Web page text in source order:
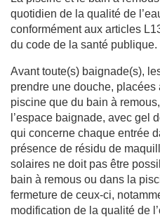
quotidien de la qualité de
conformément aux articles
du code de la santé publique.
Avant toute(s) baignade(s),
prendre une douche,
piscine que du bain à
l’espace baignade, avec gel
qui concerne chaque entrée
présence de résidu de
solaires ne doit pas être
bain à remous ou dans la
fermeture de ceux-ci,
modification de la qualité de